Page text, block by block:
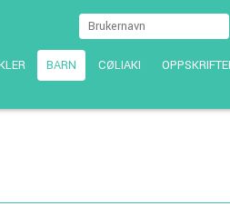
BARN CØLIAKI